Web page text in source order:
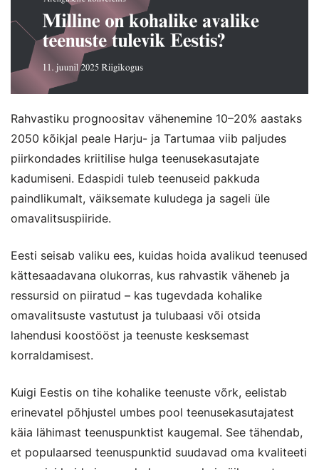
Rahvastiku prognoositav vähenemine 10–20% aastaks
2050 kõikjal peale Harju- ja Tartumaa viib paljudes
piirkondades kriitilise hulga teenusekasutajate
kadumiseni. Edaspidi tuleb teenuseid pakkuda
paindlikumalt, väiksemate kuludega ja sageli üle
omavalitsuspiiride.
Eesti seisab valiku ees, kuidas hoida avalikud teenused
kättesaadavana olukorras, kus rahvastik väheneb ja
ressursid on piiratud – kas tugevdada kohalike
omavalitsuste vastutust ja tulubaasi või otsida
lahendusi koostööst ja teenuste kesksemast
korraldamisest.
Kuigi Eestis on tihe kohalike teenuste võrk, eelistab
erinevatel põhjustel umbes pool teenusekasutajatest
käia lähimast teenuspunktist kaugemal. See tähendab,
et populaarsed teenuspunktid suudavad oma kvaliteeti